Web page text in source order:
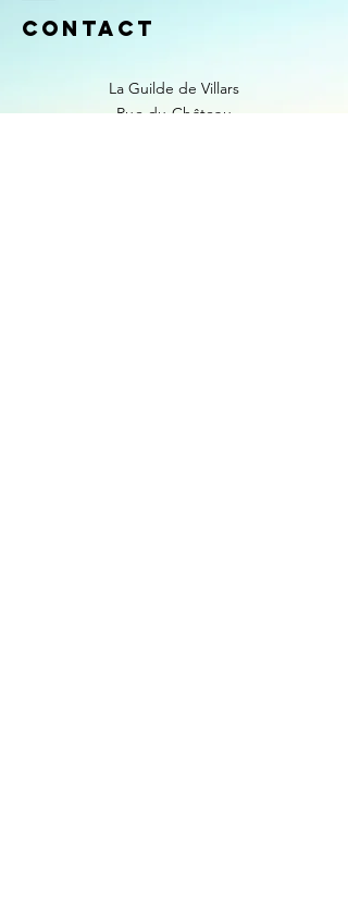
Contact
La Guilde de Villars
Rue du Château